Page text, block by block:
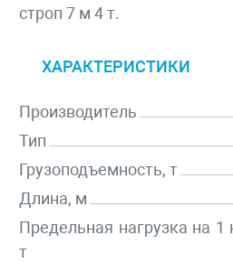
строп 7 м 4 т.
ХАРАКТЕРИСТИКИ
Производитель
Тип
Грузоподъемность, т
Длина, м
Предельная нагрузка на 1
т